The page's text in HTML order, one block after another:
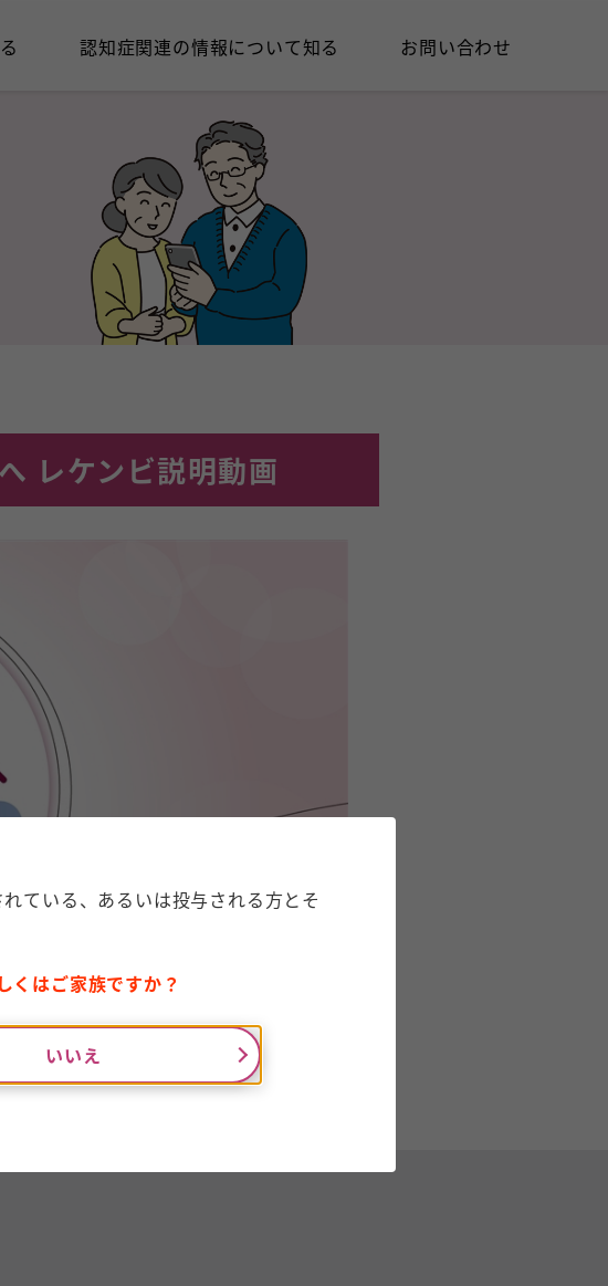
認知症関連の情報について知る お問い合わせ
レケンビ説明動画
ている、あるいは投与される方とそ
くはご家族ですか？
いいえ